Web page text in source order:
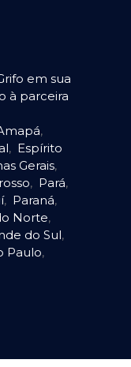
em sua
à parceira
,
, Espírito
Gerais,
, Pará,
, Paraná,
Norte,
do Sul,
Paulo,